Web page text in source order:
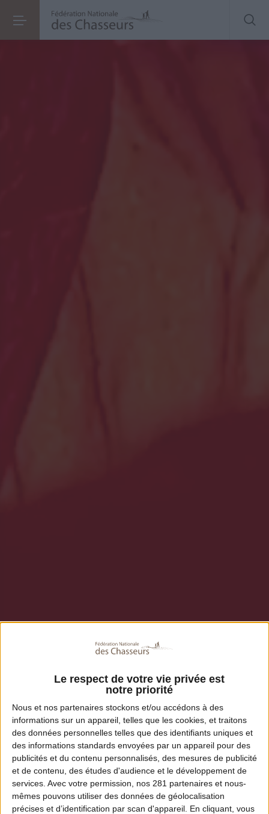
Le respect de votre vie privée est
notre priorité
Nous et nos partenaires stockons et/ou accédons à des
informations sur un appareil, telles que les cookies, et traitons
des données personnelles telles que des identifiants uniques et
des informations standards envoyées par un appareil pour des
publicités et du contenu personnalisés, des mesures de publicité
et de contenu, des études d'audience et le développement de
services. Avec votre permission, nos 281 partenaires et nous-
mêmes pouvons utiliser des données de géolocalisation
précises et d’identification par scan d'appareil. En cliquant, vous